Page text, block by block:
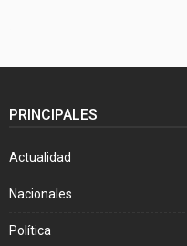
PRINCIPALES
Actualidad
Nacionales
Política